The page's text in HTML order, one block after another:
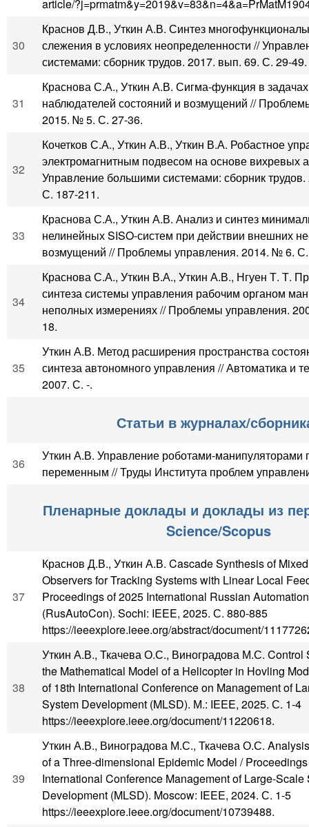
article/
30
Краснов Д.В., Уткин А.В. Синтез
слежения в условиях неопределенности //
системами: сборник трудов. 2017. вып. 69. С. 29-49.
31
Краснова С.А., Уткин А.В. Сигма-функция в
наблюдателей состояний и возмущений //
2015. № 5. С. 27-36.
32
Кочетков С.А., Уткин А.В., Уткин В.А. Робастное
электромагнитным подвесом на основе вихревых
Управление большими системами: сборник
С. 187-211.
33
Краснова С.А., Уткин А.В. Анализ и синтез
нелинейных SISO-систем при действии внешних
возмущений // Проблемы управления. 2014. № 6.
34
Краснова С.А., Уткин В.А., Уткин А.В., Нгуен Т. Т.
синтеза системы управления рабочим органом
неполных измерениях // Проблемы управления.
18.
35
Уткин А.В. Метод расширения пространства
синтеза автономного управления // Автоматика и
2007. С. -.
Статьи в журналах/
36
Уткин А.В. Управление роботами-
переменным // Труды Института проблем
Пленарные доклады и доклады из
Science/Scopus
37
Краснов Д.В., Уткин А.В. Cascade Synthesis of
Observers for Tracking Systems with Linear Local
Proceedings of 2025 International Russian
(RusAutoCon). Sochi: IEEE, 2025. С. 880-885
https://ieeexplore.ieee.org/abstract/document/
38
Уткин А.В., Ткачева О.С., Виноградова М.С. Control
the Mathematical Model of a Helicopter in Hovling
of 18th International Conference on Management of
System Development (MLSD). М.: IEEE, 2025. С. 1-4
https://ieeexplore.ieee.org/document/11220618.
39
Уткин А.В., Виноградова М.С., Ткачева О.С.
of a Three-dimensional Epidemic Model /
International Conference Management of Large-Scale
Development (MLSD). Moscow: IEEE, 2024. С. 1-5
https://ieeexplore.ieee.org/document/10739488.